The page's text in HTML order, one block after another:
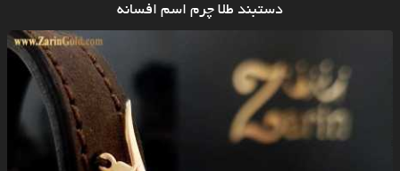
دستبند طلا چرم اسم افسانه